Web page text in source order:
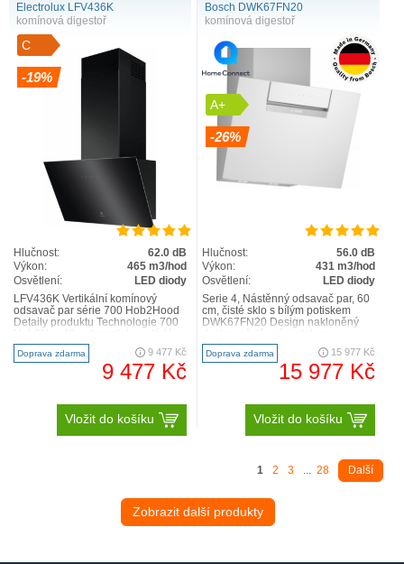
Electrolux LFV436K
komínová digestoř
C
-19%
Hlučnost:
62.0 dB
Výkon:
465 m3/hod
Osvětlení:
LED diody
LFV436K Vertikální komínový
odsavač par série 700 Hob2Hood
Detaily produktu Technologie 700
nastavení odsavače par..
Doprava zdarma 9 477 Kč
9 477 Kč
Vložit do košíku
Bosch DWK67FN20
komínová digestoř
A+
-26%
Hlučnost:
56.0 dB
Výkon:
431 m3/hod
Osvětlení:
LED diody
Serie 4, Nástěnný odsavač par, 60
cm, čisté sklo s bílým potiskem
DWK67FN20 Design nakloněný
skleněný panel: bílé s..
Doprava zdarma 15 977 Kč
15 977 Kč
Vložit do košíku
1 2 3 ... 28 Další
Zobrazit další produkty